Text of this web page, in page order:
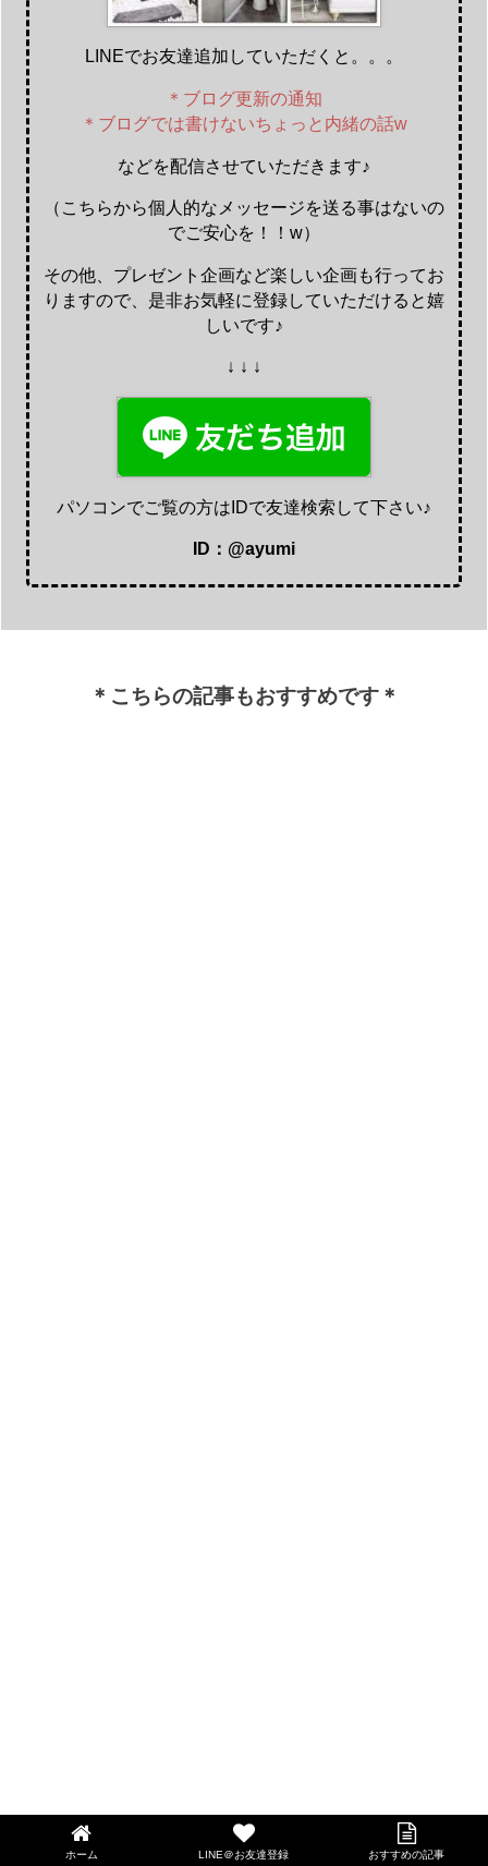
LINEでお友達追加していただくと。。。
＊ブログ更新の通知
＊ブログでは書けないちょっと内緒の話w
などを配信させていただきます♪
（こちらから個人的なメッセージを送る事はないの
でご安心を！！w）
その他、プレゼント企画など楽しい企画も行ってお
りますので、是非お気軽に登録していただけると嬉
しいです♪
↓ ↓ ↓
パソコンでご覧の方はIDで友達検索して下さい♪
ID：@ayumi
＊こちらの記事もおすすめです＊
ホーム LINE＠お友達登録 おすすめの記事
LINE@